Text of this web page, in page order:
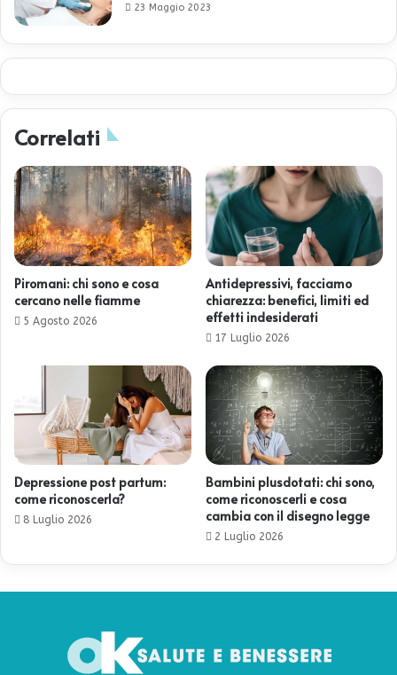
23 Maggio 2023
Correlati
Piromani: chi sono e cosa
cercano nelle fiamme
5 Agosto 2026
Antidepressivi, facciamo
chiarezza: benefici, limiti ed
effetti indesiderati
17 Luglio 2026
Depressione post partum:
come riconoscerla?
8 Luglio 2026
Bambini plusdotati: chi sono,
come riconoscerli e cosa
cambia con il disegno legge
2 Luglio 2026